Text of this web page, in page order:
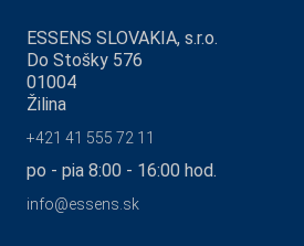
ESSENS SLOVAKIA, s.r.o.
Do Stošky 576
01004
Žilina
+421 41 555 72 11
po - pia 8:00 - 16:00 hod.
info@essens.sk